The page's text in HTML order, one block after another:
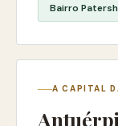
Bairro
A CAPITAL